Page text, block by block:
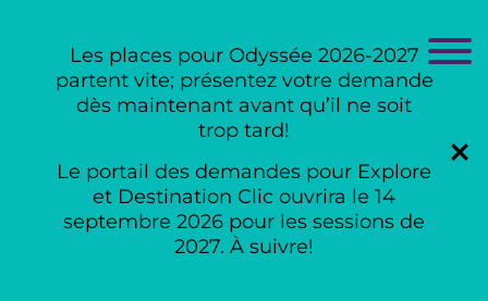
Les places pour Odyssée 2026-2027
partent vite; présentez votre demande
dès maintenant avant qu’il ne soit
trop tard!
Le portail des demandes pour Explore
et Destination Clic ouvrira le 14
septembre 2026 pour les sessions de
2027. À suivre!